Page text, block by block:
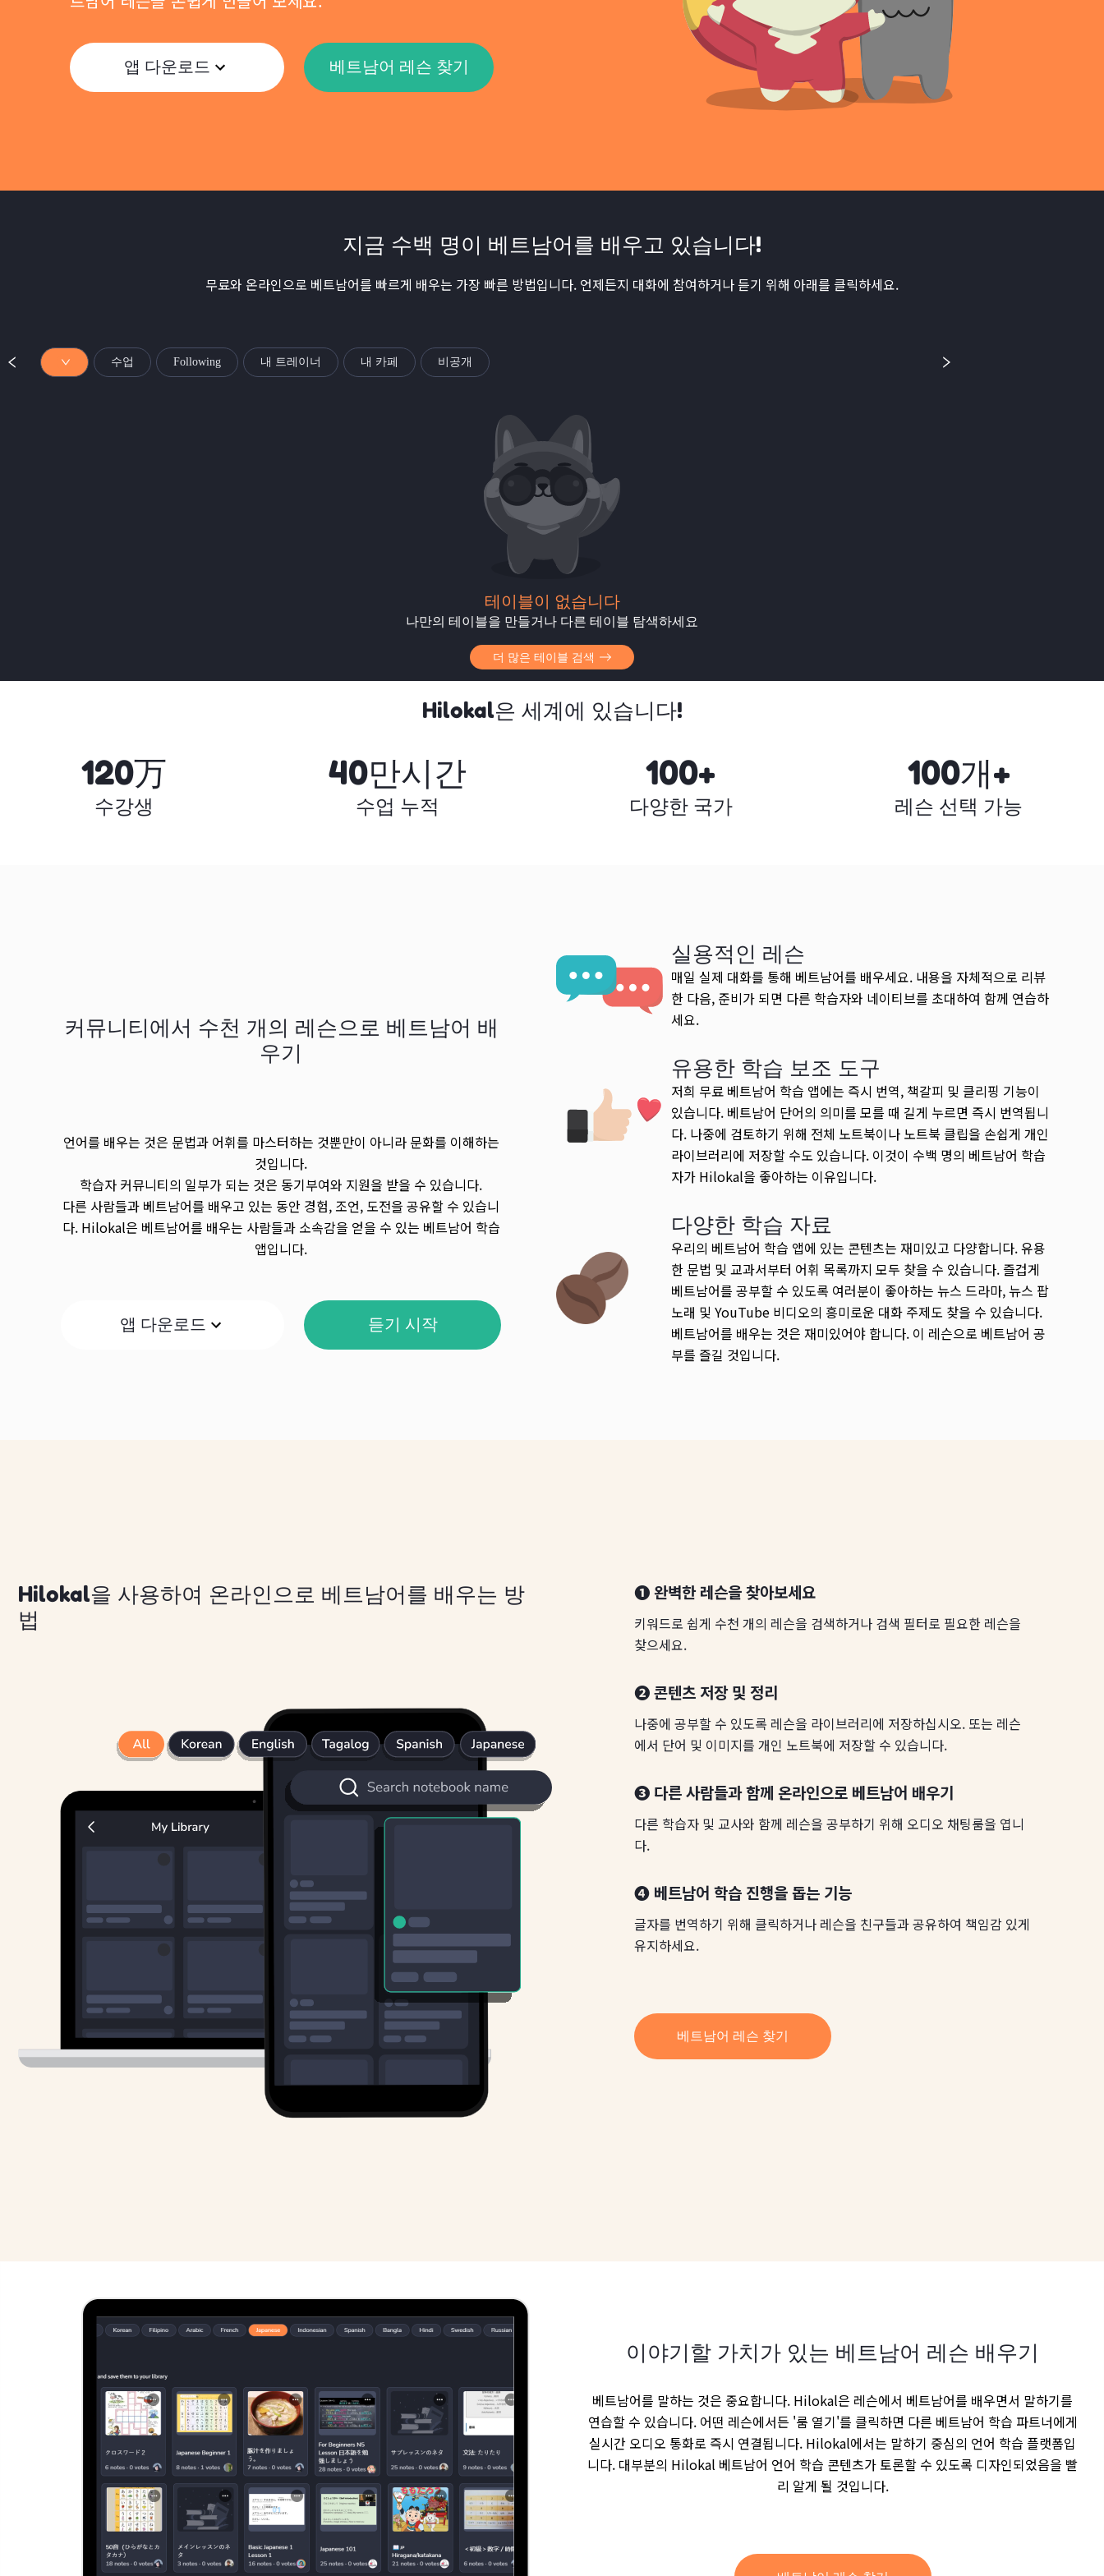
앱 다운로드 베트남어 레슨 찾기
지금 수백 명이 베트남어를 배우고 있습니다!
무료와 온라인으로 베트남어를 빠르게 배우는 가장 빠른 방법입니다. 언제든지 대화에 참여하거나 듣기 위해 아래를 클릭하세요.
수업 Following 내 트레이너 내 카페 비공개
테이블이 없습니다
나만의 테이블을 만들거나 다른 테이블 탐색하세요
더 많은 테이블 검색
Hilokal은 세계에 있습니다!
120万
수강생
40만시간
수업 누적
100+
다양한 국가
100개+
레슨 선택 가능
커뮤니티에서 수천 개의 레슨으로 베트남어 배
우기
언어를 배우는 것은 문법과 어휘를 마스터하는 것뿐만이 아니라 문화를 이해하는
것입니다.
학습자 커뮤니티의 일부가 되는 것은 동기부여와 지원을 받을 수 있습니다.
다른 사람들과 베트남어를 배우고 있는 동안 경험, 조언, 도전을 공유할 수 있습니
다. Hilokal은 베트남어를 배우는 사람들과 소속감을 얻을 수 있는 베트남어 학습
앱입니다.
앱 다운로드 듣기 시작
실용적인 레슨
매일 실제 대화를 통해 베트남어를 배우세요. 내용을 자체적으로 리뷰
한 다음, 준비가 되면 다른 학습자와 네이티브를 초대하여 함께 연습하
세요.
유용한 학습 보조 도구
저희 무료 베트남어 학습 앱에는 즉시 번역, 책갈피 및 클리핑 기능이
있습니다. 베트남어 단어의 의미를 모를 때 길게 누르면 즉시 번역됩니
다. 나중에 검토하기 위해 전체 노트북이나 노트북 클립을 손쉽게 개인
라이브러리에 저장할 수도 있습니다. 이것이 수백 명의 베트남어 학습
자가 Hilokal을 좋아하는 이유입니다.
다양한 학습 자료
우리의 베트남어 학습 앱에 있는 콘텐츠는 재미있고 다양합니다. 유용
한 문법 및 교과서부터 어휘 목록까지 모두 찾을 수 있습니다. 즐겁게
베트남어를 공부할 수 있도록 여러분이 좋아하는 뉴스 드라마, 뉴스 팝
노래 및 YouTube 비디오의 흥미로운 대화 주제도 찾을 수 있습니다.
베트남어를 배우는 것은 재미있어야 합니다. 이 레슨으로 베트남어 공
부를 즐길 것입니다.
Hilokal을 사용하여 온라인으로 베트남어를 배우는 방
법
❶ 완벽한 레슨을 찾아보세요
키워드로 쉽게 수천 개의 레슨을 검색하거나 검색 필터로 필요한 레슨을
찾으세요.
❷ 콘텐츠 저장 및 정리
나중에 공부할 수 있도록 레슨을 라이브러리에 저장하십시오. 또는 레슨
에서 단어 및 이미지를 개인 노트북에 저장할 수 있습니다.
❸ 다른 사람들과 함께 온라인으로 베트남어 배우기
다른 학습자 및 교사와 함께 레슨을 공부하기 위해 오디오 채팅룸을 엽니
다.
❹ 베트남어 학습 진행을 돕는 기능
글자를 번역하기 위해 클릭하거나 레슨을 친구들과 공유하여 책임감 있게
유지하세요.
베트남어 레슨 찾기
이야기할 가치가 있는 베트남어 레슨 배우기
베트남어를 말하는 것은 중요합니다. Hilokal은 레슨에서 베트남어를 배우면서 말하기를
연습할 수 있습니다. 어떤 레슨에서든 '룸 열기'를 클릭하면 다른 베트남어 학습 파트너에게
실시간 오디오 통화로 즉시 연결됩니다. Hilokal에서는 말하기 중심의 언어 학습 플랫폼입
니다. 대부분의 Hilokal 베트남어 언어 학습 콘텐츠가 토론할 수 있도록 디자인되었음을 빨
리 알게 될 것입니다.